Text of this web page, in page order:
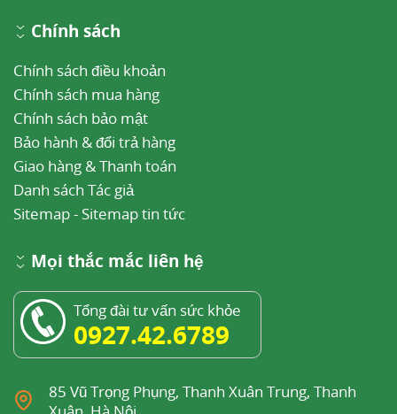
Chính sách
Chính sách điều khoản
Chính sách mua hàng
Chính sách bảo mật
Bảo hành & đổi trả hàng
Giao hàng & Thanh toán
Danh sách Tác giả
Sitemap- Sitemap tin tức
Mọi thắc mắc liên hệ
Tổng đài tư vấn sức khỏe
0927.42.6789
85 Vũ Trọng Phụng, Thanh Xuân Trung, Thanh